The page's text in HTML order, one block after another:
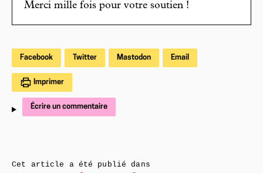
Merci mille fois pour votre soutien !
Facebook Twitter Mastodon Email
Imprimer
Écrire un commentaire
Cet article a été publié dans